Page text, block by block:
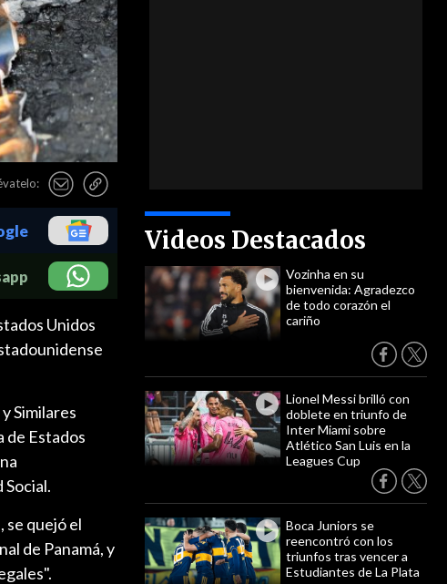
Videos Destacados
Vozinha en su
bienvenida: Agradezco
de todo corazón el
cariño
Lionel Messi brilló con
doblete en triunfo de
Inter Miami sobre
Atlético San Luis en la
Leagues Cup
Boca Juniors se
reencontró con los
triunfos tras vencer a
Estudiantes de La Plata
Unidos
Similares
de Estados
se quejó el
de Panamá, y